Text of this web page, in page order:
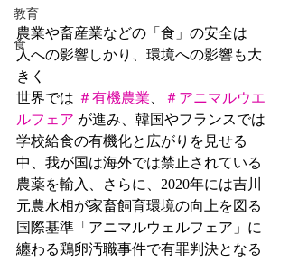
教育
食
農業や畜産業などの「食」の安全は
人への影響しかり、環境への影響も大
きく
世界では ＃有機農業
＃アニマルウエ
ルフェア が進み、韓国やフランスでは
学校給食の有機化と広がりを見せる
中、我が国は海外では禁止されている
農薬を輸入、さらに、2020年には吉川
元農水相が家畜飼育環境の向上を図る
国際基準「アニマルウェルフェア」に
纏わる鶏卵汚職事件で有罪判決となる